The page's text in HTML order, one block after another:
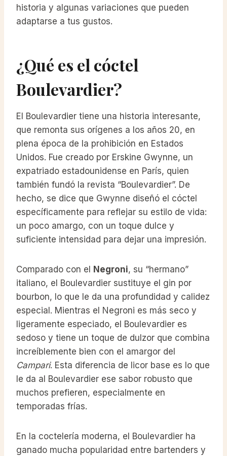
historia y algunas variaciones que pueden
adaptarse a tus gustos.
¿Qué es el cóctel
Boulevardier?
El Boulevardier tiene una historia interesante,
que remonta sus orígenes a los años 20, en
plena época de la prohibición en Estados
Unidos. Fue creado por Erskine Gwynne, un
expatriado estadounidense en París, quien
también fundó la revista “Boulevardier”. De
hecho, se dice que Gwynne diseñó el cóctel
específicamente para reflejar su estilo de vida:
un poco amargo, con un toque dulce y
suficiente intensidad para dejar una impresión.
Comparado con el Negroni, su “hermano”
italiano, el Boulevardier sustituye el gin por
bourbon, lo que le da una profundidad y calidez
especial. Mientras el Negroni es más seco y
ligeramente especiado, el Boulevardier es
sedoso y tiene un toque de dulzor que combina
increíblemente bien con el amargor del
Campari. Esta diferencia de licor base es lo que
le da al Boulevardier ese sabor robusto que
muchos prefieren, especialmente en
temporadas frías.
En la coctelería moderna, el Boulevardier ha
ganado mucha popularidad entre bartenders y